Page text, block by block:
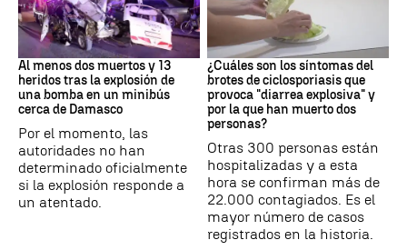
SIRIA
Al menos dos muertos y 13
heridos tras la explosión de
una bomba en un minibús
cerca de Damasco
Por el momento, las
autoridades no han
determinado oficialmente
si la explosión responde a
un atentado.
Brote
¿Cuáles son los síntomas del
brotes de ciclosporiasis que
provoca "diarrea explosiva" y
por la que han muerto dos
personas?
Otras 300 personas están
hospitalizadas y a esta
hora se confirman más de
22.000 contagiados. Es el
mayor número de casos
registrados en la historia.